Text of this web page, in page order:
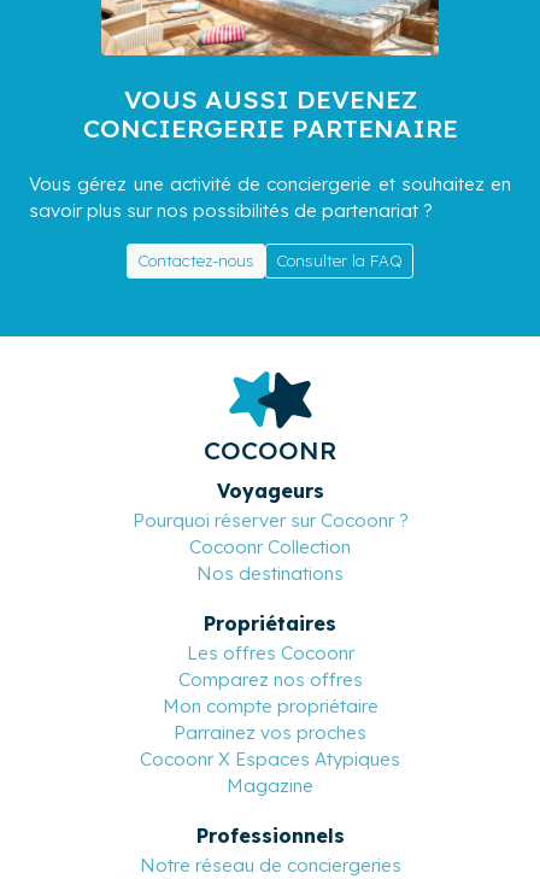
VOUS AUSSI DEVENEZ
CONCIERGERIE PARTENAIRE
Vous gérez une activité de conciergerie et souhaitez en
savoir plus sur nos possibilités de partenariat ?
Contactez-nous Consulter la FAQ
COCOONR
Voyageurs
Pourquoi réserver sur Cocoonr ?
Cocoonr Collection
Nos destinations
Propriétaires
Les offres Cocoonr
Comparez nos offres
Mon compte propriétaire
Parrainez vos proches
Cocoonr X Espaces Atypiques
Magazine
Professionnels
Notre réseau de conciergeries